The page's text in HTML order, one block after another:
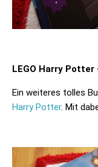
LEGO Harry
Ein weiteres tolles
Harry Potter. Mit